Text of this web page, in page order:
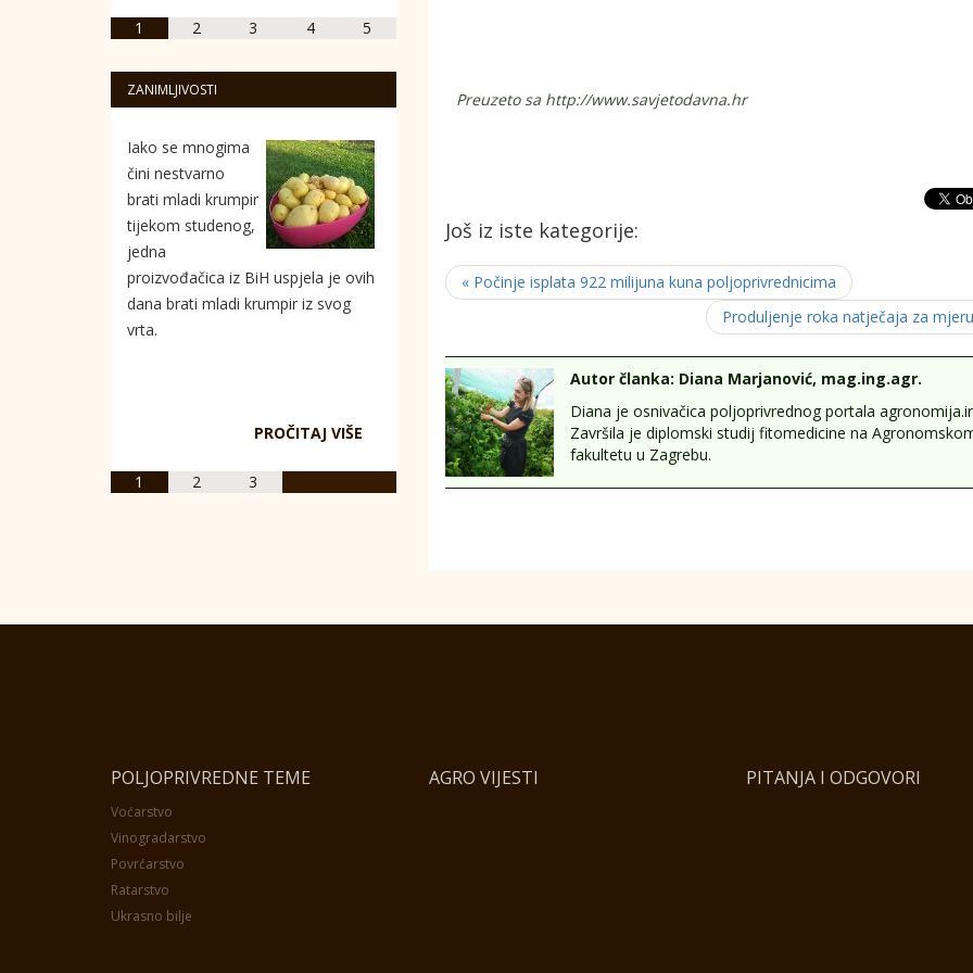
Preuzeto sa http://www.savjetodavna.hr
Još iz iste kategorije:
« Počinje isplata 922 milijuna kuna poljoprivrednicima
Produljenje roka natječaja za
Autor članka: Diana Marjanović, mag.ing.agr.
Diana je osnivačica poljoprivrednog portala
Završila je diplomski studij fitomedicine na
fakultetu u Zagrebu.
1 2 3 4 5
ZANIMLJIVOSTI
Iako se mnogima
čini nestvarno
brati mladi krumpir
tijekom studenog,
jedna
proizvođačica iz BiH uspjela je ovih
dana brati mladi krumpir iz svog
vrta.
PROČITAJ VIŠE
1 2 3
POLJOPRIVREDNE TEME
Voćarstvo
Vinogradarstvo
Povrćarstvo
Ratarstvo
Ukrasno bilje
AGRO VIJESTI PITANJA I ODGOVORI